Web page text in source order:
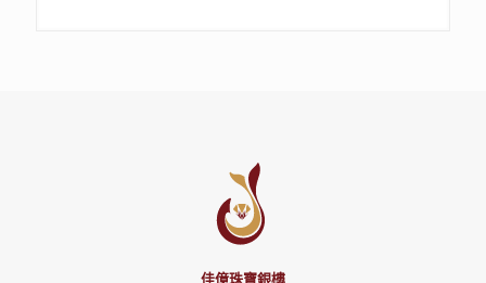
佳億珠寶銀樓